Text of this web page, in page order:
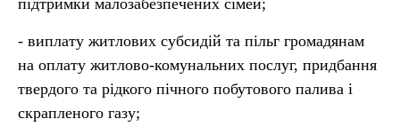
підтримки малозабезпечених сімей;
- виплату житлових субсидій та пільг громадянам
на оплату житлово-комунальних послуг, придбання
твердого та рідкого пічного побутового палива і
скрапленого газу;